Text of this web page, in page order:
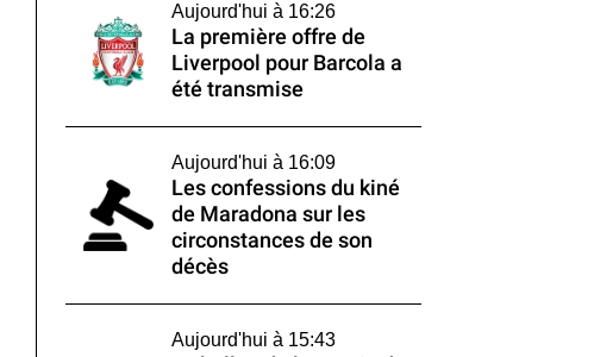
Aujourd'hui à 16:26
La première offre de
Liverpool pour Barcola a
été transmise
Aujourd'hui à 16:09
Les confessions du kiné
de Maradona sur les
circonstances de son
décès
Aujourd'hui à 15:43